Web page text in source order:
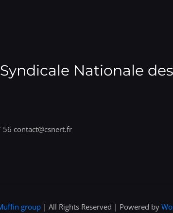
Nationale
contact@csnert.fr
group | All Rights Reserved | Powered by